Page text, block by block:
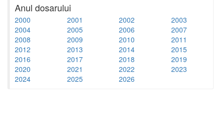
Anul dosarului
2000 2001 2002
2003
2004
2005 2006
2007
2008
2009 2010
2011
2012
2013 2014
2015
2016
2017 2018
2019
2020
2021 2022
2023
2024
2025 2026